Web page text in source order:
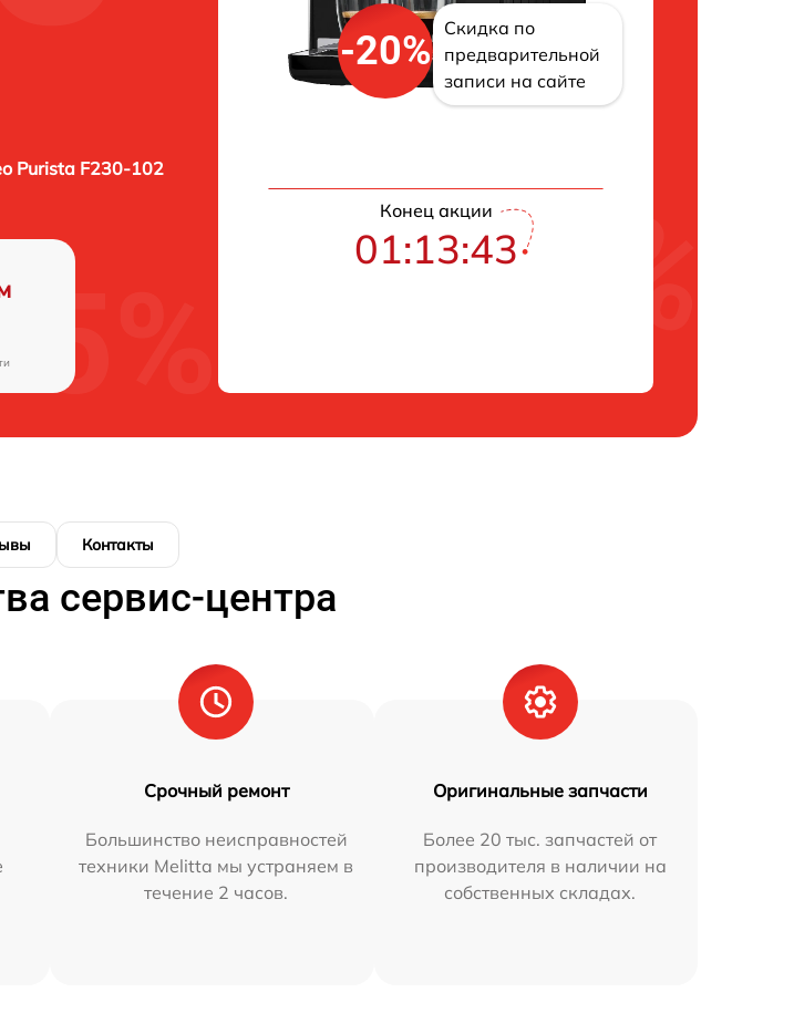
Purista F230-102
-20%
Скидка по
предварительной
записи на сайте
Конец акции
01:13:42
Контакты
сервис-центра
Срочный ремонт
Большинство неисправностей
техники Melitta мы устраняем в
течение 2 часов.
Оригинальные запчасти
Более 20 тыс. запчастей от
производителя в наличии на
собственных складах.